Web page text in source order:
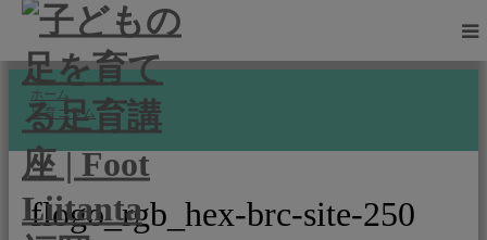
ホーム
足育コラム
flogo_rgb_hex-brc-si…
flogo_rgb_hex-brc-site-250